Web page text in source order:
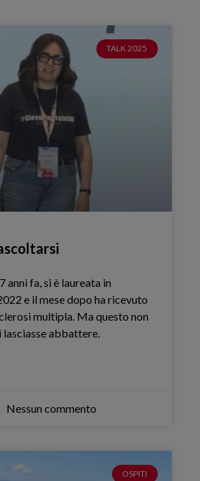
TALK 2025
anni fa, si è laureata in
e il mese dopo ha ricevuto
multipla. Ma questo non
abbattere.
Nessun commento
OSPITI